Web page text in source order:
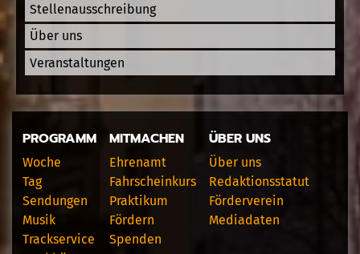
Stellenausschreibung
Über uns
Veranstaltungen
PROGRAMM
Woche
Tag
Sendungen
Musik
Trackservice
MITMACHEN
Ehrenamt
Fahrscheinkurs
Praktikum
Fördern
Spenden
ÜBER UNS
Über uns
Redaktionsstatut
Förderverein
Mediadaten